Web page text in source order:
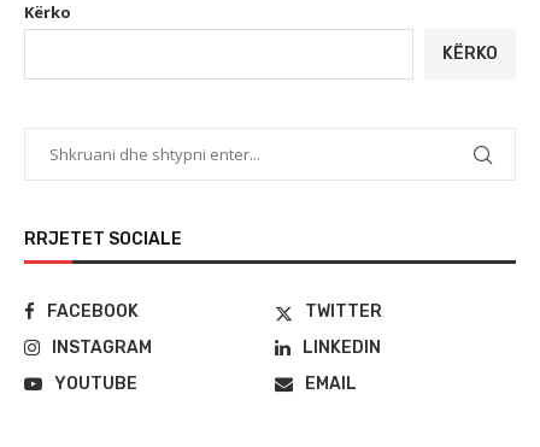
Kërko
KËRKO
RRJETET SOCIALE
FACEBOOK
TWITTER
INSTAGRAM
LINKEDIN
YOUTUBE
EMAIL